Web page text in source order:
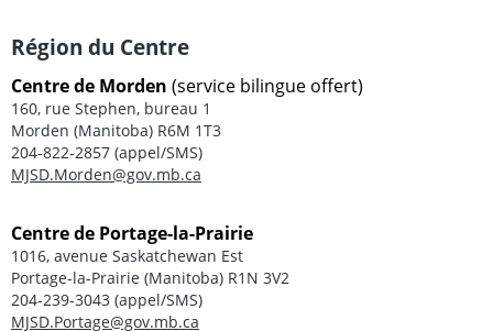
Région du Centre
Centre de Morden (service bilingue offert)
160, rue Stephen, bureau 1
Morden (Manitoba) R6M 1T3
204-822-2857 (appel/SMS)
MJSD.Morden@gov.mb.ca
Centre de Portage-la-Prairie
1016, avenue Saskatchewan Est
Portage-la-Prairie (Manitoba) R1N 3V2
204-239-3043 (appel/SMS)
MJSD.Portage@gov.mb.ca